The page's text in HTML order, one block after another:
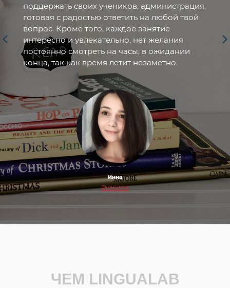
поддержать своих учеников, администрация,
готовая с радостью ответить на любой твой
вопрос. Кроме того, каждое занятие
интересно и увлекательно, нет желания
постоянно смотреть на часы, в ожидании
конца, так как время летит незаметно.
Инна
Вконтакте
ЧЕМ LINGUALAB